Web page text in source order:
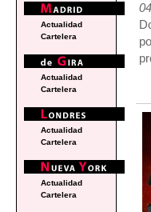
Actualidad
Cartelera
Actualidad
Cartelera
Actualidad
Cartelera
Actualidad
Cartelera